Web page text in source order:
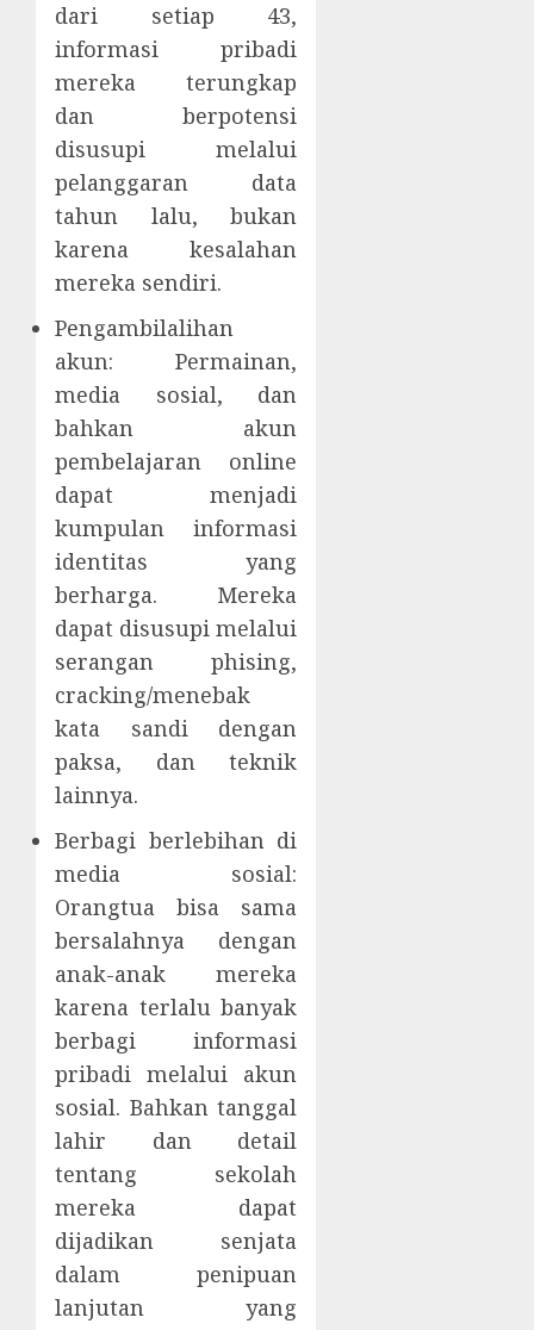
dari setiap 43,
informasi pribadi
mereka terungkap
dan berpotensi
disusupi melalui
pelanggaran data
tahun lalu, bukan
karena kesalahan
mereka sendiri.
Pengambilalihan
akun: Permainan,
media sosial, dan
bahkan akun
pembelajaran online
dapat menjadi
kumpulan informasi
identitas yang
berharga. Mereka
dapat disusupi melalui
serangan phising,
cracking/menebak
kata sandi dengan
paksa, dan teknik
lainnya.
Berbagi berlebihan di
media sosial:
Orangtua bisa sama
bersalahnya dengan
anak-anak mereka
karena terlalu banyak
berbagi informasi
pribadi melalui akun
sosial. Bahkan tanggal
lahir dan detail
tentang sekolah
mereka dapat
dijadikan senjata
dalam penipuan
lanjutan yang